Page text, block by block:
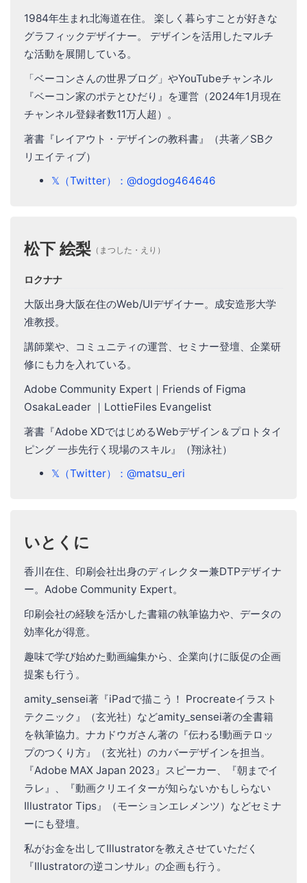
1984年生まれ北海道在住。 楽しく暮らすことが好きな
グラフィックデザイナー。 デザインを活用したマルチ
な活動を展開している。
「ベーコンさんの世界ブログ」やYouTubeチャンネル
『ベーコン家のポテとひだり』を運営（2024年1月現在
チャンネル登録者数11万人超）。
著書『レイアウト・デザインの教科書』（共著／SBク
リエイティブ）
𝕏（Twitter）：@dogdog464646
松下 絵梨 （まつした・えり）
ロクナナ
大阪出身大阪在住のWeb/UIデザイナー。成安造形大学
准教授。
講師業や、コミュニティの運営、セミナー登壇、企業研
修にも力を入れている。
Adobe Community Expert｜Friends of Figma
OsakaLeader ｜LottieFiles Evangelist
著書『Adobe XDではじめるWebデザイン＆プロトタイ
ピング 一歩先行く現場のスキル』（翔泳社）
𝕏（Twitter）：@matsu_eri
いとくに
香川在住、印刷会社出身のディレクター兼DTPデザイナ
ー。Adobe Community Expert。
印刷会社の経験を活かした書籍の執筆協力や、データの
効率化が得意。
趣味で学び始めた動画編集から、企業向けに販促の企画
提案も行う。
amity_sensei著『iPadで描こう！ Procreateイラスト
テクニック』（玄光社）などamity_sensei著の全書籍
を執筆協力。ナカドウガさん著の『伝わる!動画テロッ
プのつくり方』（玄光社）のカバーデザインを担当。
『Adobe MAX Japan 2023』スピーカー、『朝までイ
ラレ』、『動画クリエイターが知らないかもしらない
Illustrator Tips』（モーションエレメンツ）などセミナ
ーにも登壇。
私がお金を出してIllustratorを教えさせていただく
『Illustratorの逆コンサル』の企画も行う。